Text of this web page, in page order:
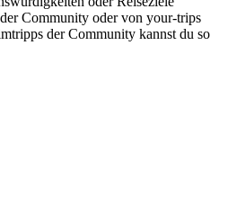
Community oder von your-trips
der Community kannst du so